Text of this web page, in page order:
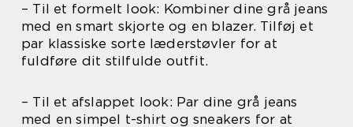
– Til et formelt look: Kombiner dine grå jeans
med en smart skjorte og en blazer. Tilføj et
par klassiske sorte læderstøvler for at
fuldføre dit stilfulde outfit.
– Til et afslappet look: Par dine grå jeans
med en simpel t-shirt og sneakers for at